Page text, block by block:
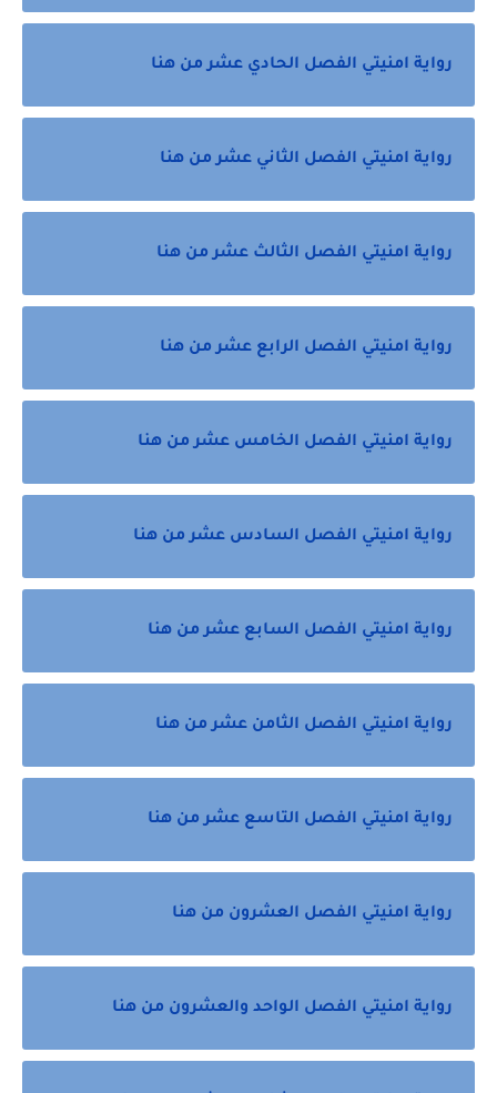
رواية امنيتي الفصل الحادي عشر من هنا
رواية امنيتي الفصل الثاني عشر من هنا
رواية امنيتي الفصل الثالث عشر من هنا
رواية امنيتي الفصل الرابع عشر من هنا
رواية امنيتي الفصل الخامس عشر من هنا
رواية امنيتي الفصل السادس عشر من هنا
رواية امنيتي الفصل السابع عشر من هنا
رواية امنيتي الفصل الثامن عشر من هنا
رواية امنيتي الفصل التاسع عشر من هنا
رواية امنيتي الفصل العشرون من هنا
رواية امنيتي الفصل الواحد والعشرون من هنا